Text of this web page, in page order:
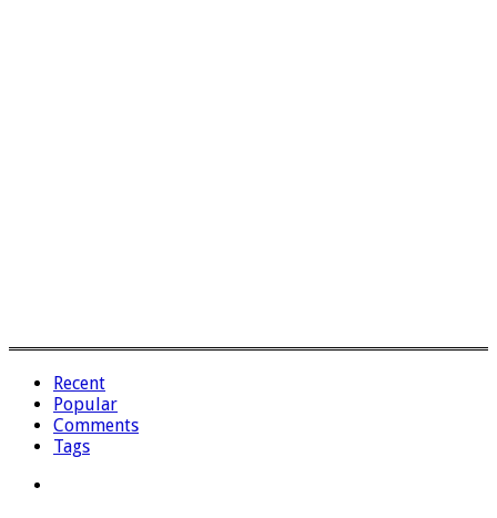
Recent
Popular
Comments
Tags